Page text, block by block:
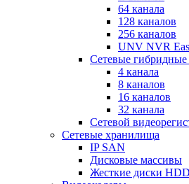
64 канала
128 каналов
256 каналов
UNV NVR
Сетевые гибридные
4 канала
8 каналов
16 каналов
32 канала
Сетевой
Сетевые хранилища
IP SAN
Дисковые массивы
Жесткие диски HDD